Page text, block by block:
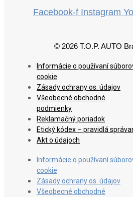
Facebook-f Instagram
© 2026 T.O.P. AUTO
Informácie o používaní
cookie
Zásady ochrany os. údajov
Všeobecné obchodné
podmienky
Reklamačný poriadok
Etický kódex – pravidlá
Akt o údajoch
Informácie o používaní
cookie
Zásady ochrany os. údajov
Všeobecné obchodné